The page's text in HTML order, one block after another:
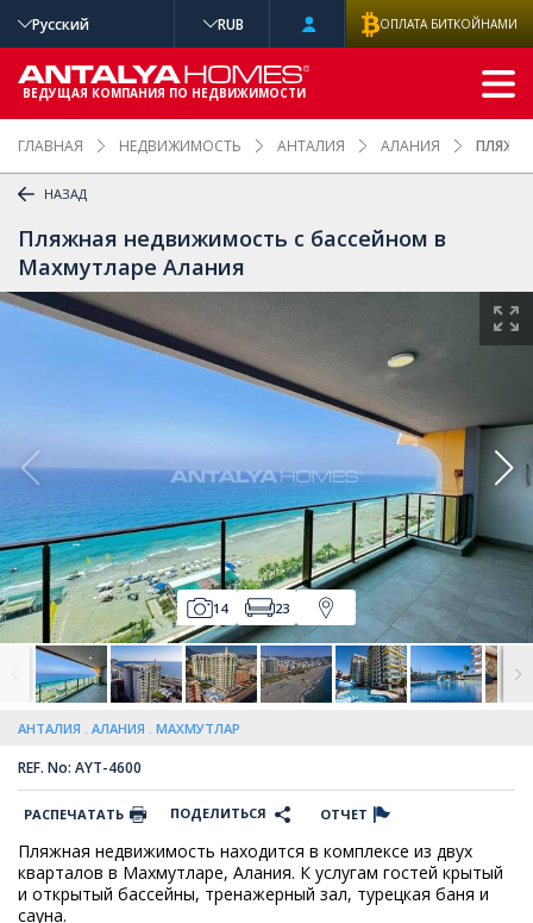
ГЛАВНАЯ НЕДВИЖИМОСТЬ АНТАЛИЯ АЛАНИЯ
НАЗАД
Пляжная недвижимость с бассейном в
Махмутларе Алания
14 23
АНТАЛИЯ АЛАНИЯ МАХМУТЛАР
REF. No: AYT-4600
РАСПЕЧАТАТЬ ПОДЕЛИТЬСЯ ОТЧЕТ
Пляжная недвижимость находится в комплексе из двух
кварталов в Махмутларе, Алания. К услугам гостей крытый
и открытый бассейны, тренажерный зал, турецкая баня и
сауна.
Русский RUB ОПЛАТА БИТКОЙНАМИ
ВЕДУЩАЯ КОМПАНИЯ ПО НЕДВИЖИМОСТИ
РАСШИРЕННЫ
Й ПОИСК